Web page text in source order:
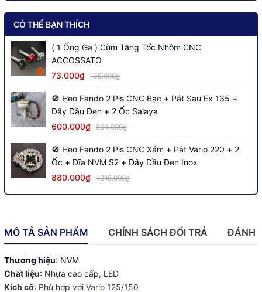
CÓ THỂ BẠN THÍCH
( 1 Ống Ga ) Cùm Tăng Tốc Nhôm CNC
ACCOSSATO
73.000₫ 135.000₫
🚫 Heo Fando 2 Pis CNC Bạc + Pát Sau Ex 135 +
Dây Dầu Đen + 2 Ốc Salaya
600.000₫ 804.000₫
🚫 Heo Fando 2 Pis CNC Xám + Pát Vario 220 + 2
Ốc + Đĩa NVM S2 + Dây Dầu Đen Inox
880.000₫ 1.315.000₫
MÔ TẢ SẢN PHẨM CHÍNH SÁCH ĐỔI TRẢ ĐÁNH
Thương hiệu: NVM
Chất liệu: Nhựa cao cấp, LED
Kích cỡ: Phù hợp với Vario 125/150